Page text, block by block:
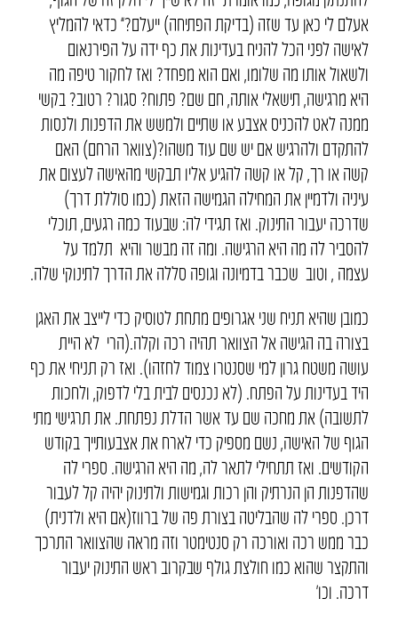
אעלם לי כאן עד שזה (בדיקת הפתיחה) ייעלם?” כדאי להמליץ
לאישה לפני הכל להניח בעדינות את כף ידה על הפירנאום
ולשאול אותו מה שלומו, ואם הוא מפחד? ואז לחקור טיפה מה
היא מרגישה, תישאלי אותה, חם שם? פתוח? סגור? רטוב? בקשי
ממנה לאט להכניס אצבע או שתיים ולמשש את הדפנות ולנסות
להתקדם ולהרגיש אם יש שם עוד משהו?(צוואר הרחם) האם
קשה או רך, קל או קשה להגיע אליו תבקשי מהאישה לעצום את
עיניה ולדמיין את המחילה הגמישה הזאת (כמו סוללת דרך)
שדרכה יעבור התינוק. ואז תגידי לה: שבעוד כמה רגעים, תוכלי
להסביר לה מה היא הרגישה. ומה זה מבשר והיא תלמד על
עצמה , וטוב שכבר בדמיונה וגופה סללה את הדרך לתינוקי שלה.
כמובן שהיא תניח שני אגרופים מתחת לטוסיק כדי לייצב את האגן
בצורה בה הגישה אל הצוואר תהיה רכה וקלה.(הרי לא היית
עושה משטח גרון למי שסנטרו צמוד לחזהו). ואז רק תניחי את כף
היד בעדינות על הפתח. (לא נכנסים לבית בלי לדפוק, ולחכות
לתשובה) את מחכה שם עד אשר הדלת נפתחת. את תרגישי מתי
הגוף של האישה, נשם מספיק כדי לארח את אצבעותייך בקודש
הקודשים. ואז תתחילי לתאר לה, מה היא הרגישה. ספרי לה
שהדפנות הן הנרתיק והן רכות וגמישות ולתינוק יהיה קל לעבור
דרכן. ספרי לה שהבליטה בצורת פה של ברווז(אם היא ולדנית)
כבר ממש רכה ואורכה רק סנטימטר וזה מראה שהצוואר התרכך
והתקצר שהוא כמו חולצת גולף שבקרוב ראש התינוק יעבור
דרכה. וכו’